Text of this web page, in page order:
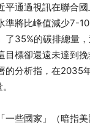
平通過視訊在聯合
準將比峰值減少7-
了35%的碳排總量
目標卻還遠未達到
的分析指，在2035
一些國家」（暗指